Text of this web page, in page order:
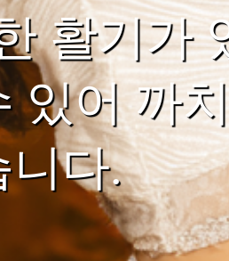
활기가
있어 까
니다.